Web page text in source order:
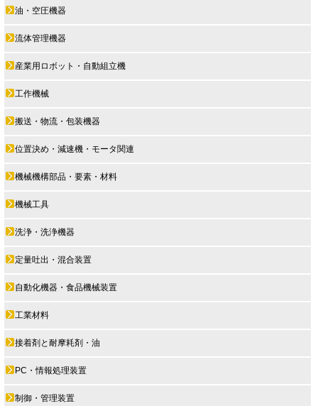
油・空圧機器
流体管理機器
産業用ロボット・自動組立機
工作機械
搬送・物流・包装機器
位置決め・減速機・モータ関連
機械機構部品・要素・材料
機械工具
洗浄・洗浄機器
定量吐出・混合装置
自動化機器・食品機械装置
工業材料
接着剤と耐摩耗剤・油
PC・情報処理装置
制御・管理装置